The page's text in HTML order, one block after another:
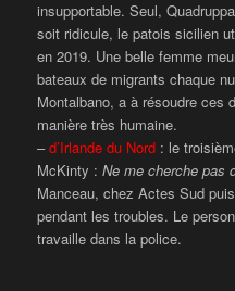
insupportable. Seul,
soit ridicule, le patois sicilien
en 2019. Une belle femme
bateaux de migrants chaque
Montalbano, a à résoudre ces
manière très humaine.
–d’Irlande du Nord : le
McKinty :Ne me cherche pas
Manceau, chez Actes Sud
pendant les troubles. Le
travaille dans la police.